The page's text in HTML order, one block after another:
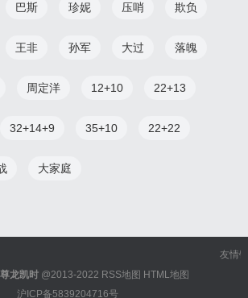
巴斯 珍妮 压哨 欺负
王非 孙军 大过 落魄
周定洋 12+10 22+13
32+14+9 35+10 22+22
大家庭
友情
尊龙凯时 @2013-2022 RSS地图 HTML地图
沪ICP备5839204716号